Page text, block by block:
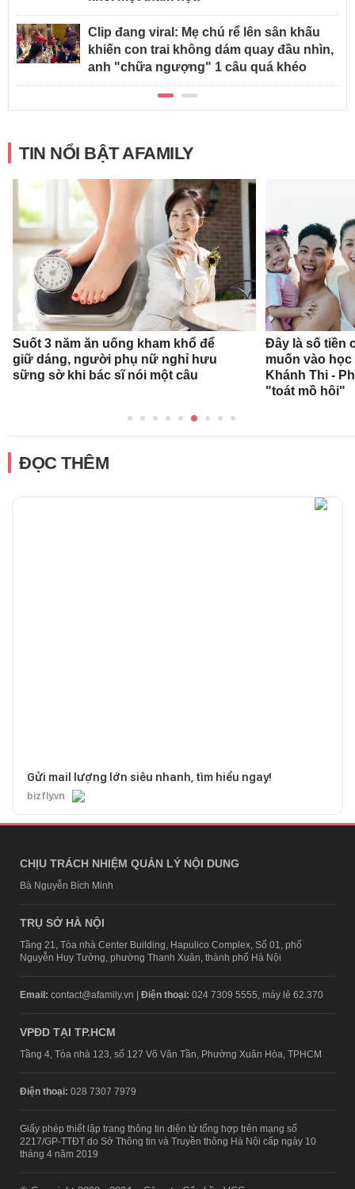
Clip đang viral: Mẹ chú rể lên sân khấu
khiến con trai không dám quay đầu nhìn,
anh "chữa ngượng" 1 câu quá khéo
TIN NỔI BẬT AFAMILY
Suốt 3 năm ăn uống kham khổ để
giữ dáng, người phụ nữ nghỉ hưu
sững sờ khi bác sĩ nói một câu
Đây là số tiền
muốn vào
Khánh Thi -
"toát mồ hôi"
ĐỌC THÊM
Gửi mail lượng lớn siêu nhanh, tìm hiểu ngay!
bizfly.vn
CHỊU TRÁCH NHIỆM QUẢN LÝ NỘI DUNG
Bà Nguyễn Bích Minh
TRỤ SỞ HÀ NỘI
Tầng 21, Tòa nhà Center Building, Hapulico Complex, Số 01, phố
Nguyễn Huy Tưởng, phường Thanh Xuân, thành phố Hà Nội
Email: contact@afamily.vn | Điện thoại: 024 7309 5555, máy lẻ 62.370
VPĐD TẠI TP.HCM
Tầng 4, Tòa nhà 123, số 127 Võ Văn Tần, Phường Xuân Hòa, TPHCM
Điện thoại: 028 7307 7979
Giấy phép thiết lập trang thông tin điện tử tổng hợp trên mạng số
2217/GP-TTĐT do Sở Thông tin và Truyền thông Hà Nội cấp ngày 10
tháng 4 năm 2019